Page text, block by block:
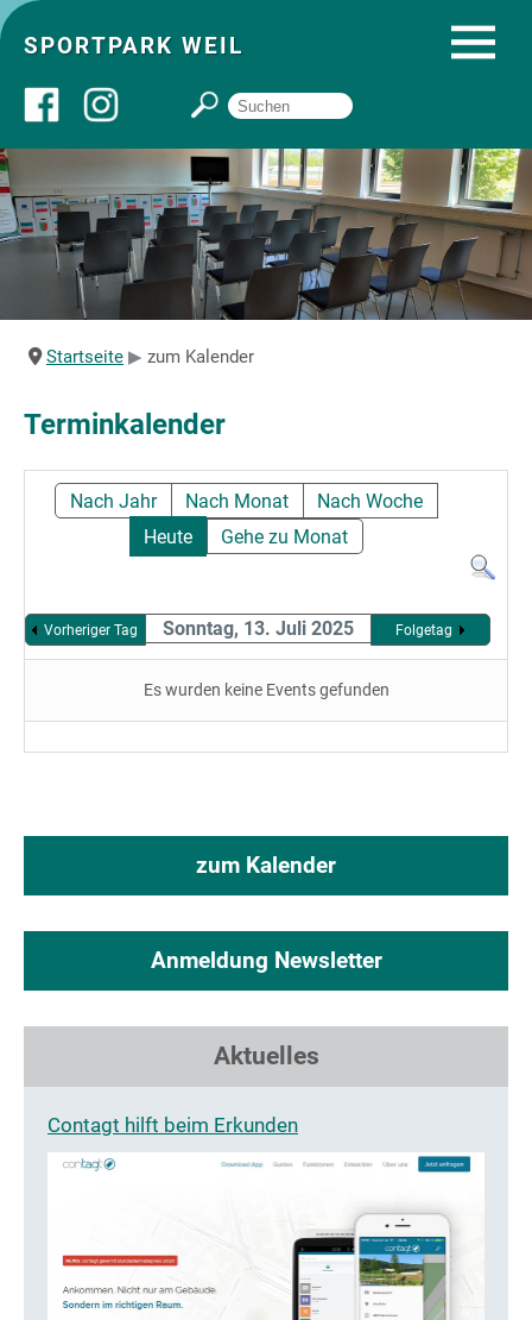
SPORTPARK WEIL
Über uns
Startseite
Angebote
Sportpark
Startseite zum Kalender
Terminkalender
Nach Jahr Nach Monat
Nach Woche
Heute
Gehe zu Monat
Vorheriger Tag Sonntag, 13. Juli 2025 Folgetag
Es wurden keine Events gefunden
zum Kalender
Anmeldung Newsletter
Aktuelles
Contagt hilft beim Erkunden